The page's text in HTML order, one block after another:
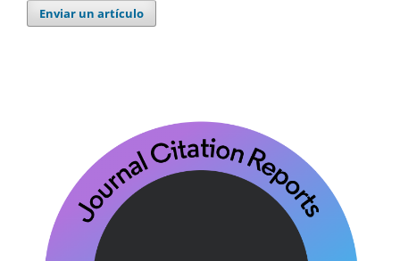
Enviar un artículo